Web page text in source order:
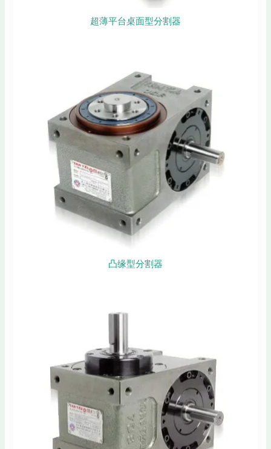
超薄平台桌面型分割器
凸缘型分割器